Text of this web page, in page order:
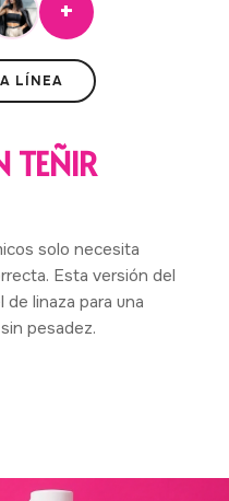
TEÑIR
solo necesita
Esta versión del
linaza para una
pesadez.
+
LÍNEA